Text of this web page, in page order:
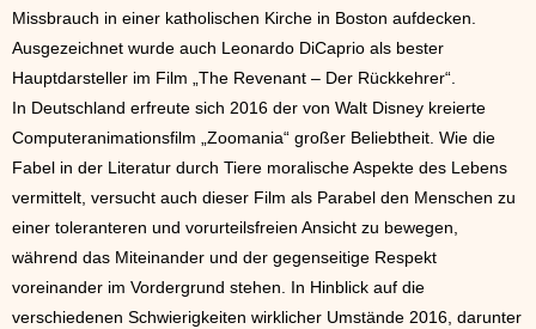
Missbrauch in einer katholischen Kirche in Boston aufdecken.
Ausgezeichnet wurde auch Leonardo DiCaprio als bester
Hauptdarsteller im Film „The Revenant – Der Rückkehrer“.
In Deutschland erfreute sich 2016 der von Walt Disney kreierte
Computeranimationsfilm „Zoomania“ großer Beliebtheit. Wie die
Fabel in der Literatur durch Tiere moralische Aspekte des Lebens
vermittelt, versucht auch dieser Film als Parabel den Menschen zu
einer toleranteren und vorurteilsfreien Ansicht zu bewegen,
während das Miteinander und der gegenseitige Respekt
voreinander im Vordergrund stehen. In Hinblick auf die
verschiedenen Schwierigkeiten wirklicher Umstände 2016, darunter